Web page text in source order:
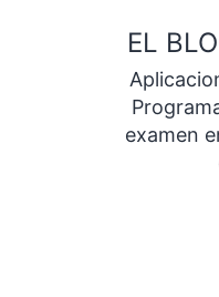
contenido
EL
examen